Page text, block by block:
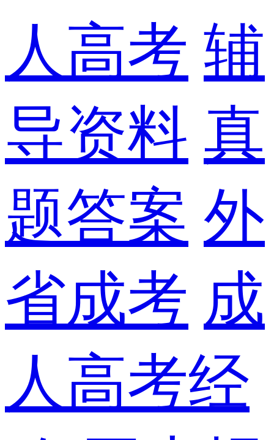
人高考 辅
导资料 真
题答案 外
省成考 成
人高考经